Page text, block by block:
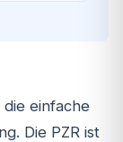
die einfache
Die PZR ist